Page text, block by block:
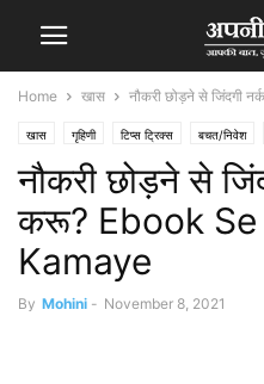
Home खास नौकरी छोड़ने से जिंदगी
खास गृहिणी टिप्स ट्रिक्स बचत/निवेश
नौकरी छोड़ने से
करू? Ebook Se
Kamaye
By Mohini - November 8, 2021